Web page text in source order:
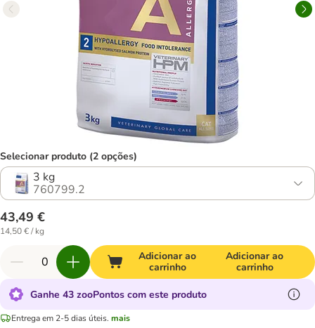
Selecionar produto (2 opções)
3 kg
760799.2
43,49 €
14,50 € / kg
Adicionar ao
carrinho
Adicionar ao
carrinho
Ganhe 43 zooPontos com este produto
Entrega em 2-5 dias úteis. mais